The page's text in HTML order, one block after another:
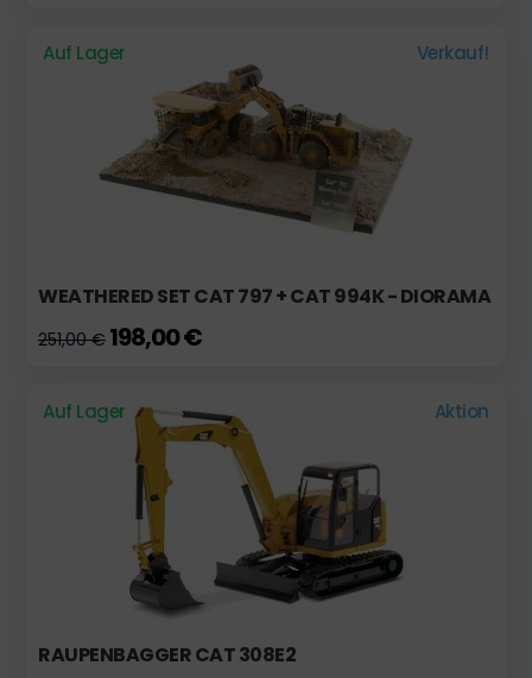
Auf Lager Verkauf!
WEATHERED SET CAT 797 + CAT 994K - DIORAMA
251,00 € 198,00 €
Auf Lager Aktion
RAUPENBAGGER CAT 308E2